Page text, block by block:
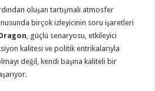
oluşan tartışmalı atmosfer
birçok izleyicinin soru işaretleri
, güçlü senaryosu, etkileyici
kalitesi ve politik entrikalarıyla
değil, kendi başına kaliteli bir